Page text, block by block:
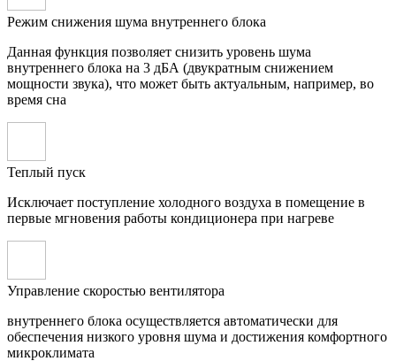
Режим снижения шума внутреннего блока
Данная функция позволяет снизить уровень шума
внутреннего блока на 3 дБА (двукратным снижением
мощности звука), что может быть актуальным, например, во
время сна
Теплый пуск
Исключает поступление холодного воздуха в помещение в
первые мгновения работы кондиционера при нагреве
Управление скоростью вентилятора
внутреннего блока осуществляется автоматически для
обеспечения низкого уровня шума и достижения комфортного
микроклимата